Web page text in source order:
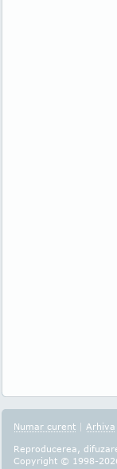
Numar curent | Arhiva
Reproducerea,
Copyright © 1998-